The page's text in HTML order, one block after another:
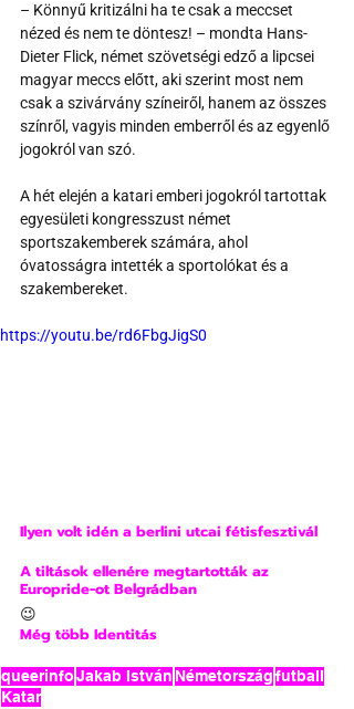
– Könnyű kritizálni ha te csak a meccset
nézed és nem te döntesz! – mondta Hans-
Dieter Flick, német szövetségi edző a lipcsei
magyar meccs előtt, aki szerint most nem
csak a szivárvány színeiről, hanem az összes
színről, vagyis minden emberről és az egyenlő
jogokról van szó.
A hét elején a katari emberi jogokról tartottak
egyesületi kongresszust német
sportszakemberek számára, ahol
óvatosságra intették a sportolókat és a
szakembereket.
https://youtu.be/rd6FbgJigS0
Ilyen volt idén a berlini utcai fétisfesztivál
A tiltások ellenére megtartották az
Europride-ot Belgrádban
😉
Még több Identitás
queerinfoJakab István Németországfutball
Katar